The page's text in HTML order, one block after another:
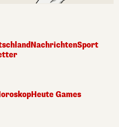
NachrichtenSport
Heute Games